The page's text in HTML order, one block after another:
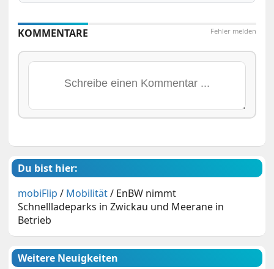
Fehler melden
KOMMENTARE
Du bist hier:
mobiFlip / Mobilität/ EnBW nimmt
Schnellladeparks in Zwickau und Meerane in
Betrieb
Weitere Neuigkeiten